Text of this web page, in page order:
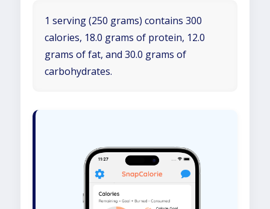
1 serving (250 grams) contains 300
calories, 18.0 grams of protein, 12.0
grams of fat, and 30.0 grams of
carbohydrates.